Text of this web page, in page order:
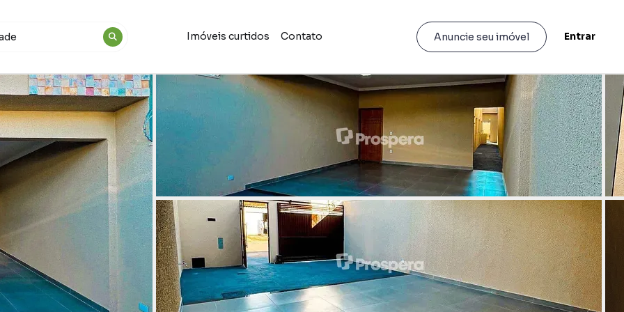
Imóveis curtidos Contato Anuncie seu imóvel Entrar